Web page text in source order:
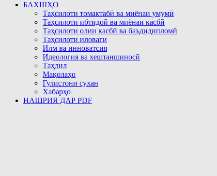
БАХШҲО
Таҳсилоти томактабӣ ва миёнаи умумӣ
Таҳсилоти ибтидоӣ ва миёнаи касбӣ
Таҳсилоти олии касбӣ ва баъдидипломӣ
Таҳсилоти иловагӣ
Илм ва инноватсия
Идеология ва хештаншиносӣ
Таҳлил
Мақолаҳо
Гулистони сухан
Хабарҳо
НАШРИЯ ДАР PDF